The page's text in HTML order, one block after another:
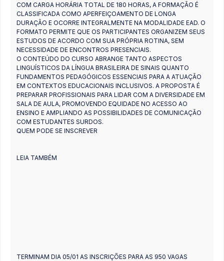
COM CARGA HORÁRIA TOTAL DE 180 HORAS, A FORMAÇÃO É
CLASSIFICADA COMO APERFEIÇOAMENTO DE LONGA
DURAÇÃO E OCORRE INTEGRALMENTE NA MODALIDADE EAD. O
FORMATO PERMITE QUE OS PARTICIPANTES ORGANIZEM SEUS
ESTUDOS DE ACORDO COM SUA PRÓPRIA ROTINA, SEM
NECESSIDADE DE ENCONTROS PRESENCIAIS.
O CONTEÚDO DO CURSO ABRANGE TANTO ASPECTOS
LINGUÍSTICOS DA LÍNGUA BRASILEIRA DE SINAIS QUANTO
FUNDAMENTOS PEDAGÓGICOS ESSENCIAIS PARA A ATUAÇÃO
EM CONTEXTOS EDUCACIONAIS INCLUSIVOS. A PROPOSTA É
PREPARAR PROFISSIONAIS PARA LIDAR COM A DIVERSIDADE EM
SALA DE AULA, PROMOVENDO EQUIDADE NO ACESSO AO
ENSINO E AMPLIANDO AS POSSIBILIDADES DE COMUNICAÇÃO
COM ESTUDANTES SURDOS.
QUEM PODE SE INSCREVER
LEIA TAMBÉM
TERMINAM DIA 05/01 AS INSCRIÇÕES PARA AS 950 VAGAS